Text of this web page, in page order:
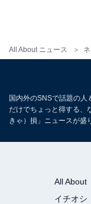
All About ニュース
国内外のSNSで話題の人
だけでちょっと得する、
きゃ）損」ニュースが盛
All About
イチオシ